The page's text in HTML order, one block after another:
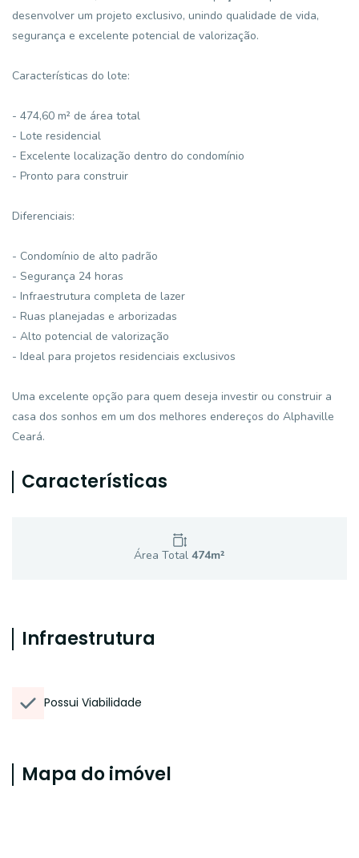
desenvolver um projeto exclusivo, unindo qualidade de vida,
segurança e excelente potencial de valorização.
Características do lote:
- 474,60 m² de área total
- Lote residencial
- Excelente localização dentro do condomínio
- Pronto para construir
Diferenciais:
- Condomínio de alto padrão
- Segurança 24 horas
- Infraestrutura completa de lazer
- Ruas planejadas e arborizadas
- Alto potencial de valorização
- Ideal para projetos residenciais exclusivos
Uma excelente opção para quem deseja investir ou construir a
casa dos sonhos em um dos melhores endereços do Alphaville
Ceará.
Características
Área Total 474m²
Infraestrutura
Possui Viabilidade
Mapa do imóvel